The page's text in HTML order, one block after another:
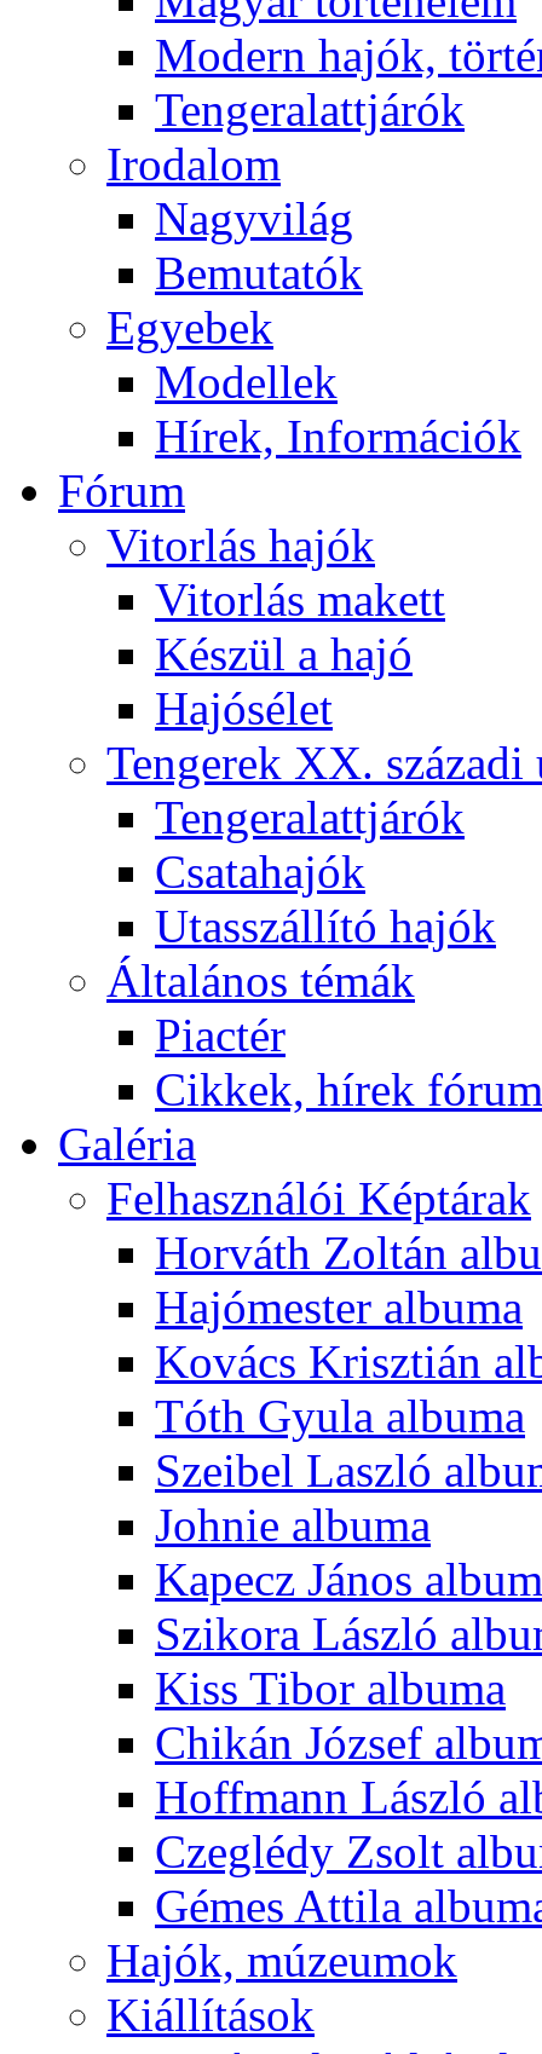
Modern hajók,
Tengeralattjárók
Irodalom
Nagyvilág
Bemutatók
Egyebek
Modellek
Hírek, Információk
Fórum
Vitorlás hajók
Vitorlás makett
Készül a hajó
Hajósélet
Tengerek XX. századi
Tengeralattjárók
Csatahajók
Utasszállító hajók
Általános témák
Piactér
Cikkek, hírek
Galéria
Felhasználói Képtárak
Horváth Zoltán
Hajómester albuma
Kovács Krisztián
Tóth Gyula albuma
Szeibel Laszló
Johnie albuma
Kapecz János
Szikora László
Kiss Tibor albuma
Chikán József
Hoffmann László
Czeglédy Zsolt
Gémes Attila
Hajók, múzeumok
Kiállítások